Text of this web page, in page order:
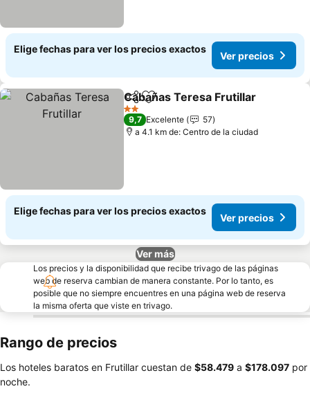
Elige fechas para ver los precios exactos
Ver precios
CompartirAgregar a favoritos
Cabañas Teresa Frutillar
2 Estrellas
9,7 Excelente
57
a 4.1 km de: Centro de la ciudad
Elige fechas para ver los precios exactos
Ver precios
Ver más
Los precios y la disponibilidad que recibe trivago de las páginas
web de reserva cambian de manera constante. Por lo tanto, es
posible que no siempre encuentres en una página web de reserva
la misma oferta que viste en trivago.
Rango de precios
Los hoteles baratos en Frutillar cuestan de ‎$58.479 a ‎$178.097 por
noche.